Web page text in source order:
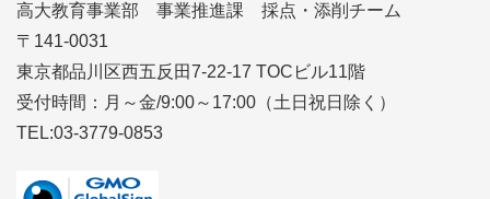
高大教育事業部 事業推進課 採点・添削チーム
〒141-0031
東京都品川区西五反田7-22-17 TOCビル11階
受付時間：月～金/9:00～17:00（土日祝日除く）
TEL:03-3779-0853